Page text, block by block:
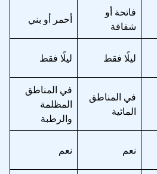
فاتحة أو
شفافة
أحمر أو بني
ليلًا فقط ليلًا فقط
في المناطق
المائية
في المناطق
المظلمة
والرطبة
نعم نعم